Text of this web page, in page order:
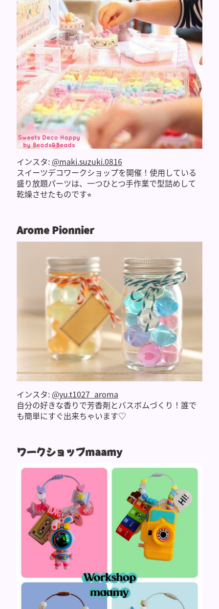
インスタ: @maki.suzuki.0816
スイーツデコワークショップを開催！使用している
盛り放題パーツは、一つひとつ手作業で型詰めして
乾燥させたものです⭐︎
Arome Pionnier
インスタ: @yu.t1027_aroma
自分の好きな香りで芳香剤とバスボムづくり！誰で
も簡単にすぐ出来ちゃいます♡
ワークショップmaamy